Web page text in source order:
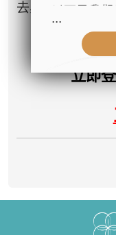
去黑眼圈、V面
立即
- 公司名称
- 地址：香
心42楼
- 服务热线
人士提供
...